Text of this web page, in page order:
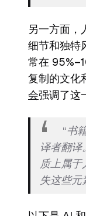
另一方面，
细节和独特
常在
复制的文化
会强调了这
“书
译者翻译
质上属
失这些元